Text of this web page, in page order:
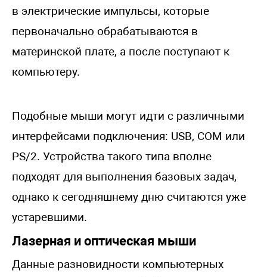
в электрические импульсы, которые
первоначально обрабатываются в
материнской плате, а после поступают к
компьютеру.
Подобные мыши могут идти с различными
интерфейсами подключения: USB, COM или
PS/2. Устройства такого типа вполне
подходят для выполнения базовых задач,
однако к сегодняшнему дню считаются уже
устаревшими.
Лазерная и оптическая мыши
Данные разновидности компьютерных